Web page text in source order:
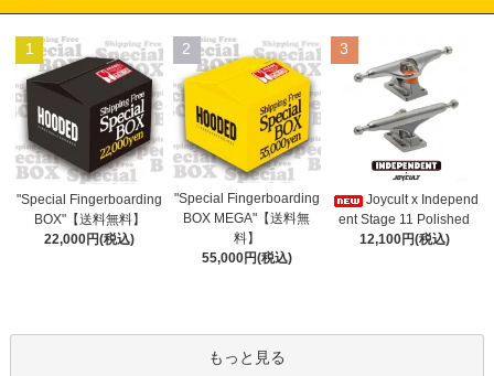
1
"Special Fingerboarding
BOX"【送料無料】
22,000円(税込)
2
"Special Fingerboarding
BOX MEGA"【送料無
料】
55,000円(税込)
3
Joycult x Independ
ent Stage 11 Polished
12,100円(税込)
もっと見る